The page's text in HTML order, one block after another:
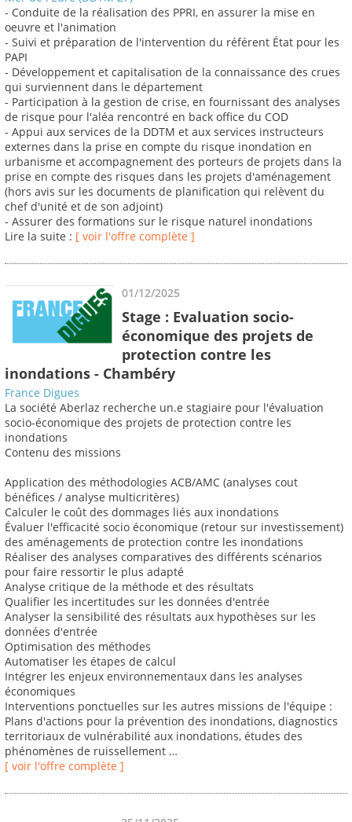
- Conduite de la réalisation des PPRI, en assurer la mise en
oeuvre et l'animation
- Suivi et préparation de l'intervention du référent État pour les
PAPI
- Développement et capitalisation de la connaissance des crues
qui surviennent dans le département
- Participation à la gestion de crise, en fournissant des analyses
de risque pour l'aléa rencontré en back office du COD
- Appui aux services de la DDTM et aux services instructeurs
externes dans la prise en compte du risque inondation en
urbanisme et accompagnement des porteurs de projets dans la
prise en compte des risques dans les projets d'aménagement
(hors avis sur les documents de planification qui relèvent du
chef d'unité et de son adjoint)
- Assurer des formations sur le risque naturel inondations
Lire la suite : [ voir l'offre complète ]
01/12/2025
Stage : Evaluation socio-
économique des projets de
protection contre les
inondations - Chambéry
France Digues
La société Aberlaz recherche un.e stagiaire pour l'évaluation
socio-économique des projets de protection contre les
inondations
Contenu des missions
Application des méthodologies ACB/AMC (analyses cout
bénéfices / analyse multicritères)
Calculer le coût des dommages liés aux inondations
Évaluer l'efficacité socio économique (retour sur investissement)
des aménagements de protection contre les inondations
Réaliser des analyses comparatives des différents scénarios
pour faire ressortir le plus adapté
Analyse critique de la méthode et des résultats
Qualifier les incertitudes sur les données d'entrée
Analyser la sensibilité des résultats aux hypothèses sur les
données d'entrée
Optimisation des méthodes
Automatiser les étapes de calcul
Intégrer les enjeux environnementaux dans les analyses
économiques
Interventions ponctuelles sur les autres missions de l'équipe :
Plans d'actions pour la prévention des inondations, diagnostics
territoriaux de vulnérabilité aux inondations, études des
phénomènes de ruissellement …
[ voir l'offre complète ]